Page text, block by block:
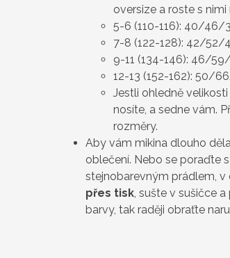
oversize a roste s
5-6 (110-116): 40/46/
7-8 (122-128): 42/52/
9-11 (134-146): 46/
12-13 (152-162): 50/
Jestli ohledně
nosíte, a sedne vám.
rozměry.
Aby vám mikina dlouho
oblečení. Nebo se poraďte
stejnobarevným prádlem,
přes tisk , sušte v sušičce
barvy, tak raději obraťte